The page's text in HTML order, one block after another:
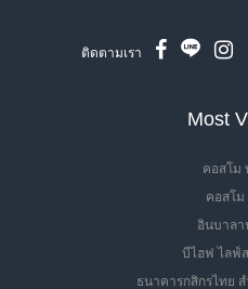
ติดตามเรา
Most
คอสโม
คอสโม
อินบาล
บีไฮฟ ไลฟ์
ธนาคารกสิกรไทย